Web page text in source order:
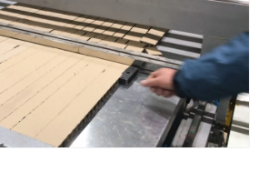
Máquina de corte automática X- Y Honeycomb